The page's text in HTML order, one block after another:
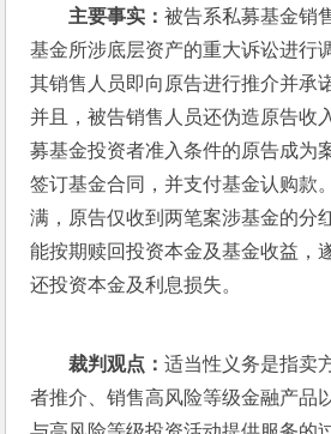
主要事实：被告系私募基金销
基金所涉底层资产的重大诉讼进行
其销售人员即向原告进行推介并承
并且，被告销售人员还伪造原告收
募基金投资者准入条件的原告成为
签订基金合同，并支付基金认购款
满，原告仅收到两笔案涉基金的分
能按期赎回投资本金及基金收益，
还投资本金及利息损失。
裁判观点：适当性义务是指卖
者推介、销售高风险等级金融产品